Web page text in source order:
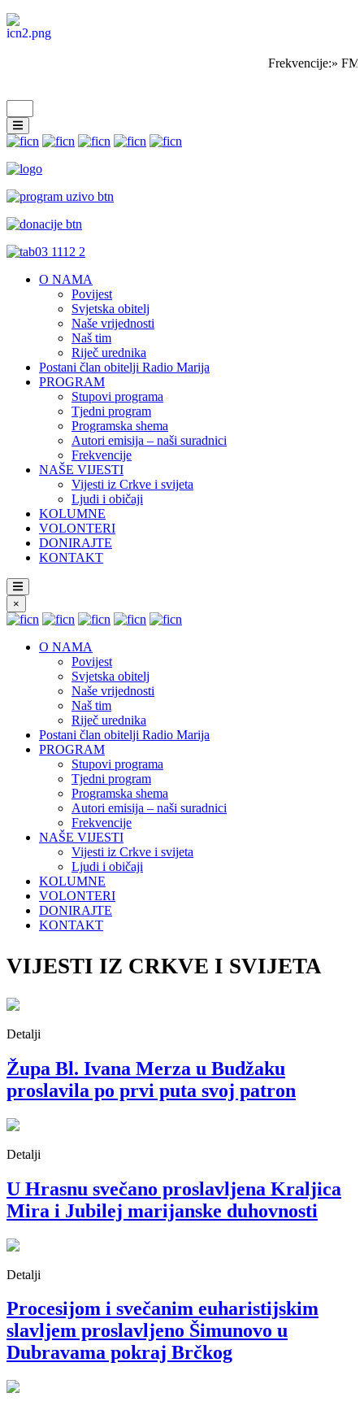
Frekvencije:»
O NAMA
Povijest
Svjetska obitelj
Naše vrijednosti
Naš tim
Riječ urednika
Postani član obitelji Radio Marija
PROGRAM
Stupovi programa
Tjedni program
Programska shema
Autori emisija – naši suradnici
Frekvencije
NAŠE VIJESTI
Vijesti iz Crkve i svijeta
Ljudi i običaji
KOLUMNE
VOLONTERI
DONIRAJTE
KONTAKT
×
O NAMA
Povijest
Svjetska obitelj
Naše vrijednosti
Naš tim
Riječ urednika
Postani član obitelji Radio Marija
PROGRAM
Stupovi programa
Tjedni program
Programska shema
Autori emisija – naši suradnici
Frekvencije
NAŠE VIJESTI
Vijesti iz Crkve i svijeta
Ljudi i običaji
KOLUMNE
VOLONTERI
DONIRAJTE
KONTAKT
VIJESTI IZ CRKVE I SVIJETA
Detalji
Župa Bl. Ivana Merza u Budžaku
proslavila po prvi puta svoj patron
Detalji
U Hrasnu svečano proslavljena Kraljica
Mira i Jubilej marijanske duhovnosti
Detalji
Procesijom i svečanim euharistijskim
slavljem proslavljeno Šimunovo u
Dubravama pokraj Brčkog